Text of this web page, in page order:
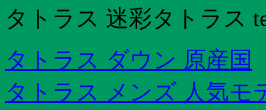
タトラス 迷彩タトラス
タトラス ダウン 原産国
タトラス メンズ 人気モ